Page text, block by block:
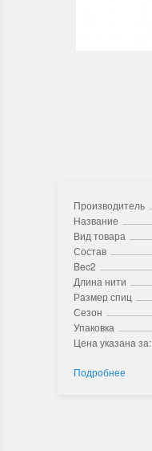
Производитель
Название
Вид товара
Состав
Bec2
Длина нити
Размер спиц
Сезон
Упаковка
Цена указана за:
Подробнее